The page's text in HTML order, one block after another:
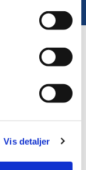
Vis detaljer